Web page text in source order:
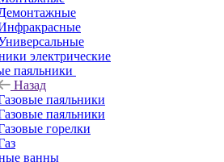
электрические
паяльники
Назад
паяльники
паяльники
горелки
ванны